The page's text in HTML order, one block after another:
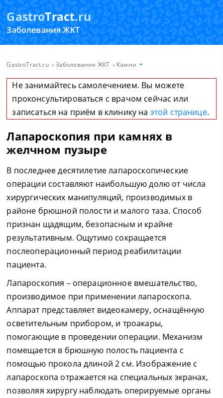
GastroTract.ru
Заболевания ЖКТ
GastroTract.ru Заболевания ЖКТ Камни
Не занимайтесь самолечением. Вы можете
проконсультироваться с врачом сейчас или
записаться на приём в клинику на этой странице.
Лапароскопия при камнях в
желчном пузыре
В последнее десятилетие лапароскопические
операции составляют наибольшую долю от числа
хирургических манипуляций, производимых в
районе брюшной полости и малого таза. Способ
признан щадящим, безопасным и крайне
результативным. Ощутимо сокращается
послеоперационный период реабилитации
пациента.
Лапароскопия – операционное вмешательство,
производимое при применении лапароскопа.
Аппарат представляет видеокамеру, оснащённую
осветительным прибором, и троакары,
помогающие в проведении операции. Механизм
помещается в брюшную полость пациента с
помощью прокола длиной 2 см. Изображение с
лапароскопа отражается на специальных экранах,
позволяя хирургу наблюдать оперируемые органы